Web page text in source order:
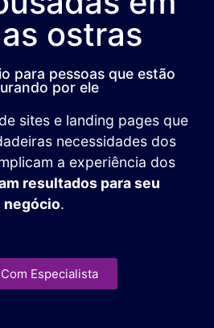
ostras
para pessoas que estão
por ele
sites e landing pages que
necessidades dos
a experiência dos
resultados para seu
negócio.
Especialista